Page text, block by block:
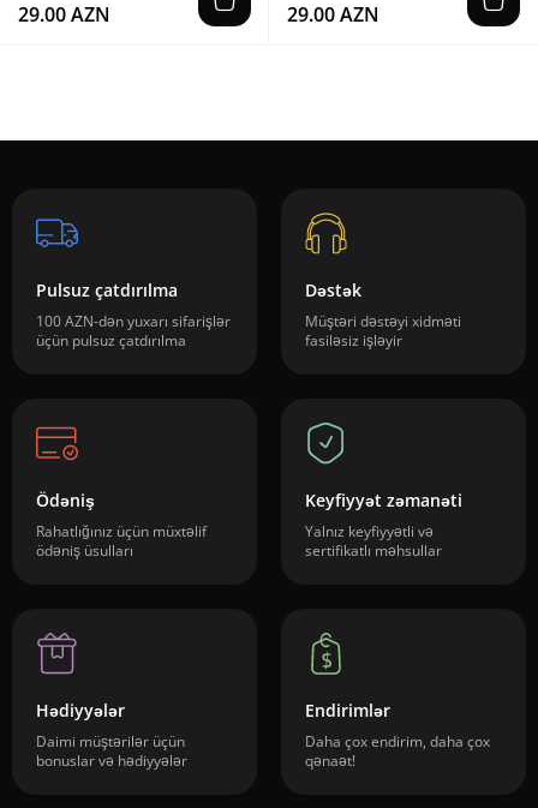
29.00 AZN 29.00 AZN
Pulsuz çatdırılma
100 AZN-dən yuxarı sifarişlər
üçün pulsuz çatdırılma
Dəstək
Müştəri dəstəyi xidməti
fasiləsiz işləyir
Ödəniş
Rahatlığınız üçün müxtəlif
ödəniş üsulları
Keyfiyyət zəmanəti
Yalnız keyfiyyətli və
sertifikatlı məhsullar
Hədiyyələr
Daimi müştərilər üçün
bonuslar və hədiyyələr
Endirimlər
Daha çox endirim, daha çox
qənaət!